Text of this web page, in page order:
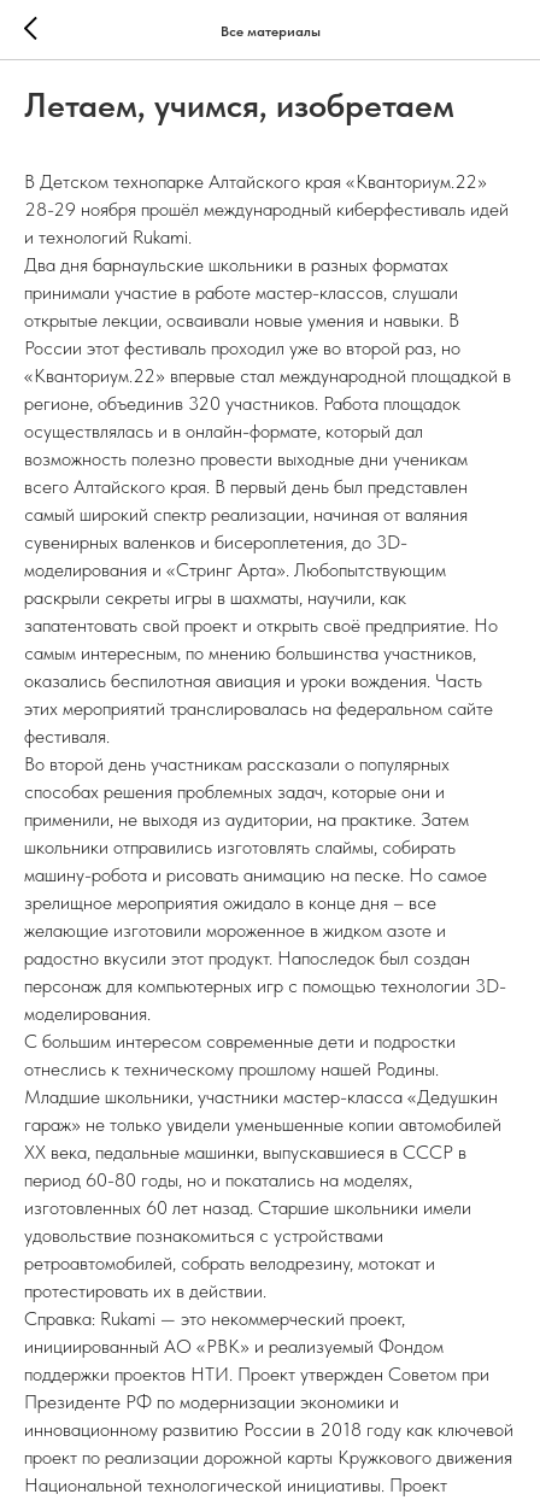
Все материалы
Летаем, учимся, изобретаем
В Детском технопарке Алтайского края «Кванториум.22»
28-29 ноября прошёл международный киберфестиваль идей
и технологий Rukami.
Два дня барнаульские школьники в разных форматах
принимали участие в работе мастер-классов, слушали
открытые лекции, осваивали новые умения и навыки. В
России этот фестиваль проходил уже во второй раз, но
«Кванториум.22» впервые стал международной площадкой в
регионе, объединив 320 участников. Работа площадок
осуществлялась и в онлайн-формате, который дал
возможность полезно провести выходные дни ученикам
всего Алтайского края. В первый день был представлен
самый широкий спектр реализации, начиная от валяния
сувенирных валенков и бисероплетения, до 3D-
моделирования и «Стринг Арта». Любопытствующим
раскрыли секреты игры в шахматы, научили, как
запатентовать свой проект и открыть своё предприятие. Но
самым интересным, по мнению большинства участников,
оказались беспилотная авиация и уроки вождения. Часть
этих мероприятий транслировалась на федеральном сайте
фестиваля.
Во второй день участникам рассказали о популярных
способах решения проблемных задач, которые они и
применили, не выходя из аудитории, на практике. Затем
школьники отправились изготовлять слаймы, собирать
машину-робота и рисовать анимацию на песке. Но самое
зрелищное мероприятия ожидало в конце дня – все
желающие изготовили мороженное в жидком азоте и
радостно вкусили этот продукт. Напоследок был создан
персонаж для компьютерных игр с помощью технологии 3D-
моделирования.
С большим интересом современные дети и подростки
отнеслись к техническому прошлому нашей Родины.
Младшие школьники, участники мастер-класса «Дедушкин
гараж» не только увидели уменьшенные копии автомобилей
ХХ века, педальные машинки, выпускавшиеся в СССР в
период 60-80 годы, но и покатались на моделях,
изготовленных 60 лет назад. Старшие школьники имели
удовольствие познакомиться с устройствами
ретроавтомобилей, собрать велодрезину, мотокат и
протестировать их в действии.
Справка: Rukami — это некоммерческий проект,
инициированный АО «РВК» и реализуемый Фондом
поддержки проектов НТИ. Проект утвержден Советом при
Президенте РФ по модернизации экономики и
инновационному развитию России в 2018 году как ключевой
проект по реализации дорожной карты Кружкового движения
Национальной технологической инициативы. Проект